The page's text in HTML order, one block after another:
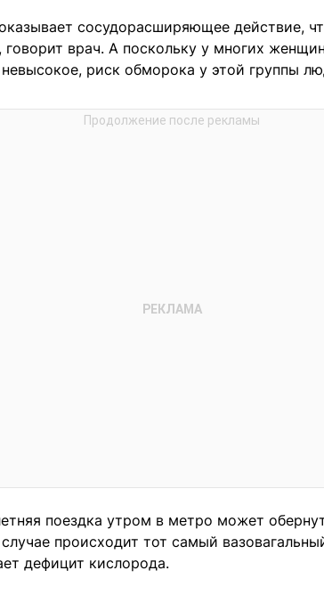
сосудорасширяющее действие,
врач. А поскольку у многих
риск обморока у этой группы
поездка утром в метро может
происходит тот самый
дефицит кислорода.